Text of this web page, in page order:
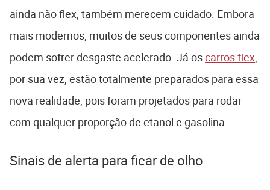
ainda não flex, também merecem cuidado. Embora
mais modernos, muitos de seus componentes ainda
podem sofrer desgaste acelerado. Já oscarros flex
por sua vez, estão totalmente preparados para essa
nova realidade, pois foram projetados para rodar
com qualquer proporção de etanol e gasolina.
Sinais de alerta para ficar de olho